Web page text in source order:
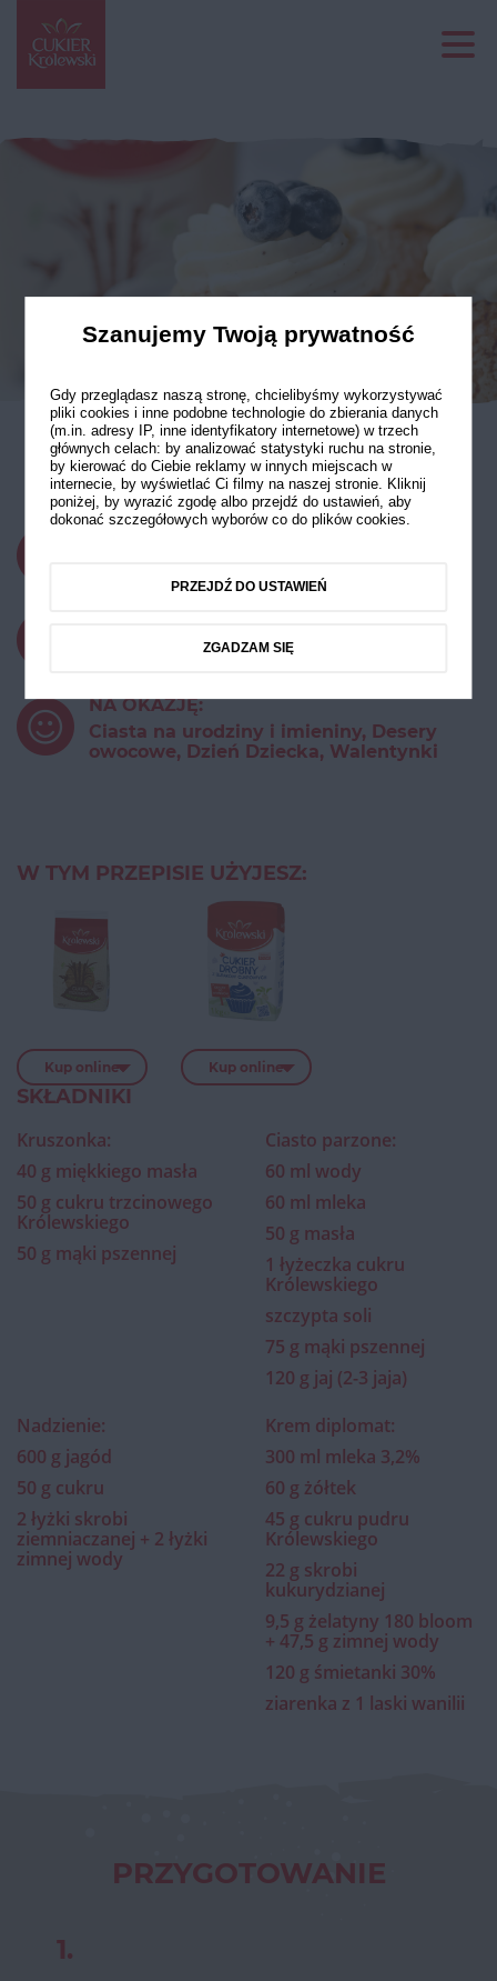
Jagodowe ptysie
NA OKAZJĘ:
Ciasta na urodziny i imieniny, Desery
owocowe, Dzień Dziecka, Walentynki
W TYM PRZEPISIE UŻYJESZ:
Kup online Kup online
SKŁADNIKI
Kruszonka:
40 g miękkiego masła
50 g cukru trzcinowego
Królewskiego
50 g mąki pszennej
Ciasto parzone:
60 ml wody
60 ml mleka
50 g masła
1 łyżeczka cukru
Królewskiego
szczypta soli
75 g mąki pszennej
120 g jaj (2-3 jaja)
Nadzienie:
600 g jagód
50 g cukru
2 łyżki skrobi
ziemniaczanej + 2 łyżki
zimnej wody
Krem diplomat:
300 ml mleka 3,2%
60 g żółtek
45 g cukru pudru
Królewskiego
22 g skrobi
kukurydzianej
9,5 g żelatyny 180 bloom
+ 47,5 g zimnej wody
120 g śmietanki 30%
ziarenka z 1 laski wanilii
PRZYGOTOWANIE
1.
Szanujemy Twoją prywatność
Gdy przeglądasz naszą stronę, chcielibyśmy wykorzystywać
pliki cookies i inne podobne technologie do zbierania danych
(m.in. adresy IP, inne identyfikatory internetowe) w trzech
głównych celach: by analizować statystyki ruchu na stronie,
by kierować do Ciebie reklamy w innych miejscach w
internecie, by wyświetlać Ci filmy na naszej stronie. Kliknij
poniżej, by wyrazić zgodę albo przejdź do ustawień, aby
dokonać szczegółowych wyborów co do plików cookies.
PRZEJDŹ DO USTAWIEŃ
ZGADZAM SIĘ